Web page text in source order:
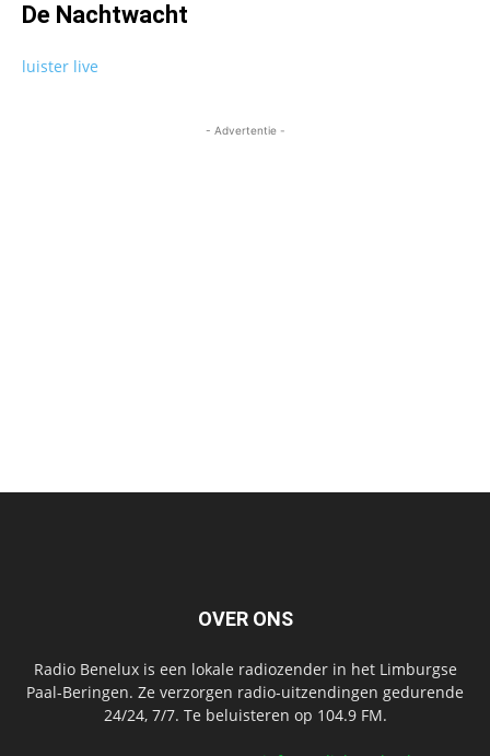
De Nachtwacht
luister live
- Advertentie -
OVER ONS
Radio Benelux is een lokale radiozender in het Limburgse
Paal-Beringen. Ze verzorgen radio-uitzendingen gedurende
24/24, 7/7. Te beluisteren op 104.9 FM.